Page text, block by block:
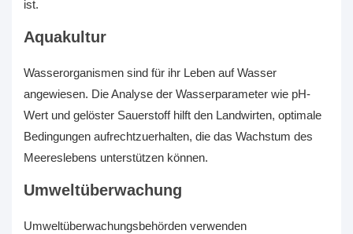
ist.
Aquakultur
Wasserorganismen sind für ihr Leben auf Wasser
angewiesen. Die Analyse der Wasserparameter wie pH-
Wert und gelöster Sauerstoff hilft den Landwirten, optimale
Bedingungen aufrechtzuerhalten, die das Wachstum des
Meereslebens unterstützen können.
Umweltüberwachung
Umweltüberwachungsbehörden verwenden